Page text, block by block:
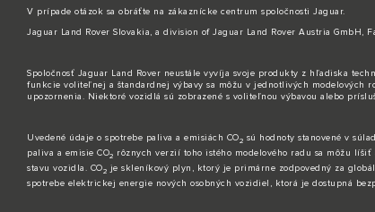
V prípade otázok sa obráťte na zákaznícke centrum spoločnosti Jaguar.
Jaguar Land Rover Slovakia, a division of Jaguar Land Rover Austria GmbH,
Spoločnosť Jaguar Land Rover neustále vyvíja svoje produkty z hľadiska
funkcie voliteľnej a štandardnej výbavy sa môžu v jednotlivých modelových
upozornenia. Niektoré vozidlá sú zobrazené s voliteľnou výbavou alebo
Uvedené údaje o spotrebe paliva a emisiách CO2 sú hodnoty stanovené v
paliva a emisie CO2
rôznych verzií toho istého modelového radu sa môžu
stavu vozidla. CO2 je skleníkový plyn, ktorý je primárne zodpovedný za
spotrebe elektrickej energie nových osobných vozidiel, ktorá je dostupná